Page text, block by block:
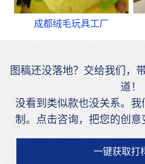
成都绒毛玩具工厂
图稿还没落地？交给我们，
道！
没看到类似款也没关系。
制。点击咨询，把您的创意
一键获取打